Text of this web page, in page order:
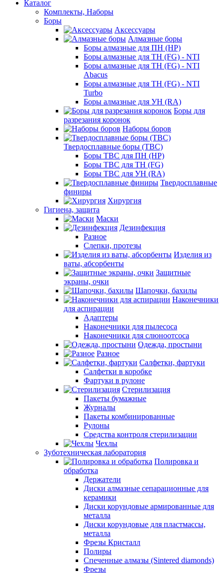
Каталог
Комплекты, Наборы
Боры
Аксессуары
Алмазные боры
Боры алмазные для ПН (HP)
Боры алмазные для ТН (FG) - NTI
Боры алмазные для ТН (FG) - NTI
Abacus
Боры алмазные для ТН (FG) - NTI
Turbo
Боры алмазные для УН (RA)
Боры для
разрезания коронок
Наборы боров
Твердосплавные боры (ТВС)
Боры ТВС для ПН (HP)
Боры ТВС для ТН (FG)
Боры ТВС для УН (RA)
Твердосплавные
финиры
Хирургия
Гигиена, защита
Маски
Дезинфекция
Разное
Слепки, протезы
Изделия из
ваты, абсорбенты
Защитные
экраны, очки
Шапочки, бахилы
Наконечники
для аспирации
Адаптеры
Наконечники для пылесоса
Наконечники для слюноотсоса
Одежда, простыни
Разное
Салфетки, фартуки
Салфетки в коробке
Фартуки в рулоне
Стерилизация
Пакеты бумажные
Журналы
Пакеты комбинированные
Рулоны
Средства контроля стерилизации
Чехлы
Зуботехническая лаборатория
Полировка и
обработка
Держатели
Диски алмазные сепарационные для
керамики
Диски корундовые армированные для
металла
Диски корундовые для пластмассы,
металла
Фрезы Кристалл
Полиры
Спеченные алмазы (Sintered diamonds)
Фрезы